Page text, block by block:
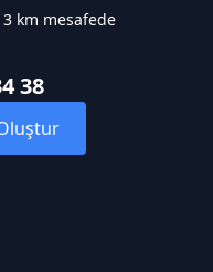
3 km mesafede
38